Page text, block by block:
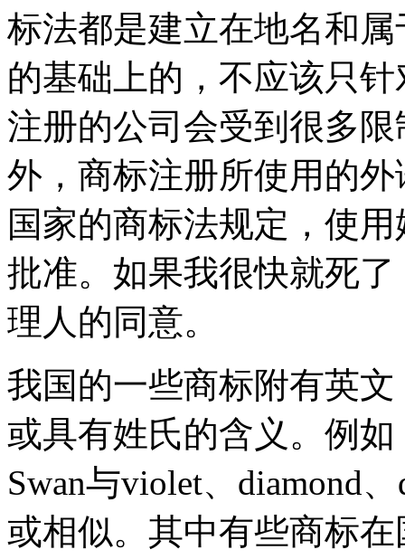
标法都是建立在地名和
的基础上的，不应该只
注册的公司会受到很多
外，商标注册所使用的
国家的商标法规定，使
批准。如果我很快就死
理人的同意。
我国的一些商标附有英
或具有姓氏的含义。例如
Swan与violet、diamond
或相似。其中有些商标